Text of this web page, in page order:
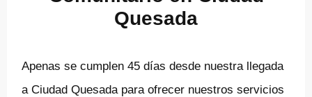
Quesada
Apenas se cumplen 45 días desde nuestra llegada
a Ciudad Quesada para ofrecer nuestros servicios